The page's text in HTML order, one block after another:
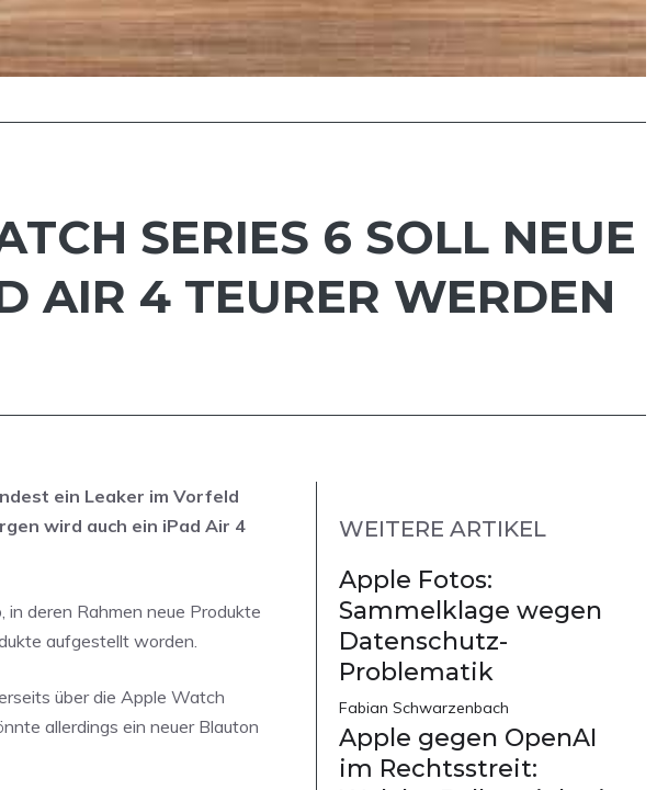
SERIES 6 SOLL NEUE
AIR 4 TEURER WERDEN
ein Leaker im Vorfeld
wird auch ein iPad Air 4
deren Rahmen neue Produkte
aufgestellt worden.
über die Apple Watch
allerdings ein neuer Blauton
WEITERE ARTIKEL
Apple Fotos:
Sammelklage wegen
Datenschutz-
Problematik
Fabian Schwarzenbach
Apple gegen OpenAI
im Rechtsstreit: